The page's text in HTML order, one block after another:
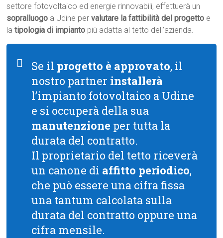
settore fotovoltaico ed energie rinnovabili, effettuerà un
sopralluogo a Udine pervalutare la fattibilità del progetto e
latipologia di impianto più adatta al tetto dell’azienda.
Se il progetto è approvato, il
nostro partner installerà
l’impianto fotovoltaico a Udine
e si occuperà della sua
manutenzione per tutta la
durata del contratto.
Il proprietario del tetto riceverà
un canone di affitto periodico,
che può essere una cifra fissa
una tantum calcolata sulla
durata del contratto oppure una
cifra mensile.